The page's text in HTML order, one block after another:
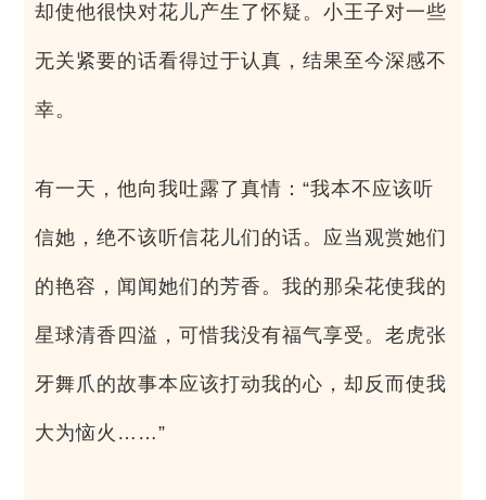
却使他很快对花儿产生了怀疑。小王子对一些
无关紧要的话看得过于认真，结果至今深感不
幸。
有一天，他向我吐露了真情：“我本不应该听
信她，绝不该听信花儿们的话。应当观赏她们
的艳容，闻闻她们的芳香。我的那朵花使我的
星球清香四溢，可惜我没有福气享受。老虎张
牙舞爪的故事本应该打动我的心，却反而使我
大为恼火……”